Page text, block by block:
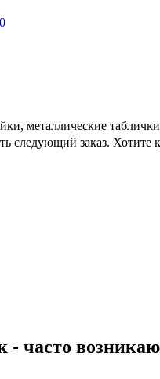
металлические
следующий заказ.
- часто